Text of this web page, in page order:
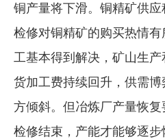
铜产量将下滑。铜精矿供
检修对铜精矿的购买热情
工基本得到解决，矿山生
货加工费持续回升，供需
方倾斜。但冶炼厂产量恢
检修结束，产能才能够逐步